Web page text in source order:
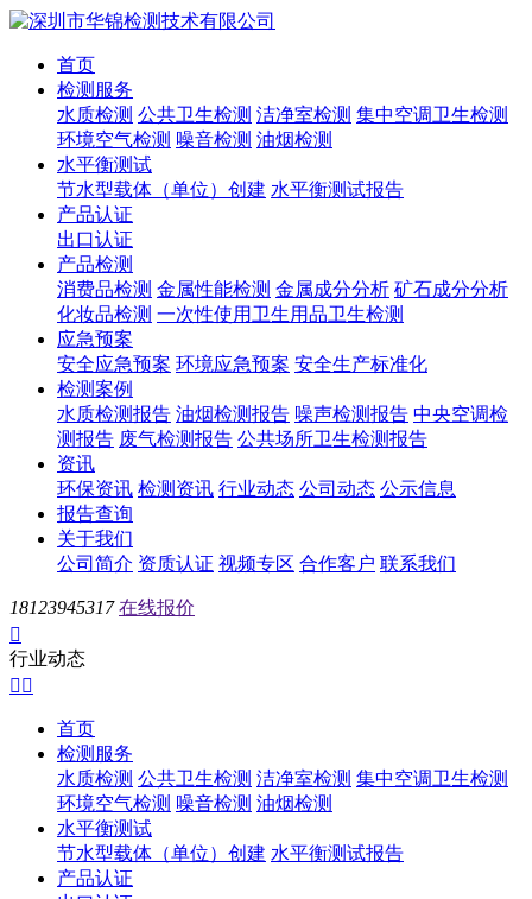
首页
检测服务
水质检测 公共卫生检测 洁净室检测 集中空调卫生检测
环境空气检测 噪音检测 油烟检测
水平衡测试
节水型载体（单位）创建 水平衡测试报告
产品认证
出口认证
产品检测
消费品检测 金属性能检测 金属成分分析 矿石成分分析
化妆品检测 一次性使用卫生用品卫生检测
应急预案
安全应急预案 环境应急预案 安全生产标准化
检测案例
水质检测报告 油烟检测报告 噪声检测报告 中央空调检
测报告 废气检测报告 公共场所卫生检测报告
资讯
环保资讯 检测资讯 行业动态 公司动态 公示信息
报告查询
关于我们
公司简介 资质认证 视频专区 合作客户 联系我们
18123945317 在线报价

行业动态
 
首页
检测服务
水质检测 公共卫生检测 洁净室检测 集中空调卫生检测
环境空气检测 噪音检测 油烟检测
水平衡测试
节水型载体（单位）创建 水平衡测试报告
产品认证